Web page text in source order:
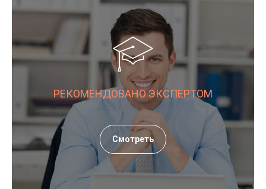
РЕКОМЕНДОВАНО ЭКСПЕРТОМ
Смотреть